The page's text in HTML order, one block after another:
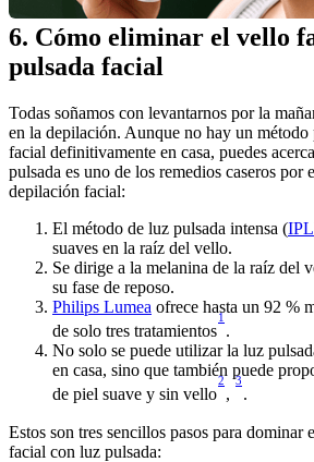
6. Cómo eliminar el vello
pulsada facial
Todas soñamos con levantarnos por la
en la depilación. Aunque no hay un
facial definitivamente en casa, puedes
pulsada es uno de los remedios caseros por
depilación facial:
El método de luz pulsada intensa (IPL
suaves en la raíz del vello.
Se dirige a la melanina de la raíz del
su fase de reposo.
Philips Lumea ofrece hasta un 92 %
de solo tres tratamientos
1
.
No solo se puede utilizar la luz
en casa, sino que también puede
de piel suave y sin vello
2
,
3
.
Estos son tres sencillos pasos para dominar
facial con luz pulsada: